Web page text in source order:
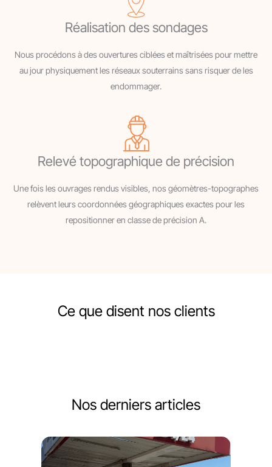
Réalisation des sondages
Nous procédons à des ouvertures ciblées et maîtrisées pour mettre
au jour physiquement les réseaux souterrains sans risquer de les
endommager.
Relevé topographique de précision
Une fois les ouvrages rendus visibles, nos géomètres-topographes
relèvent leurs coordonnées géographiques exactes pour les
repositionner en classe de précision A.
Ce que disent nos clients
Nos derniers articles